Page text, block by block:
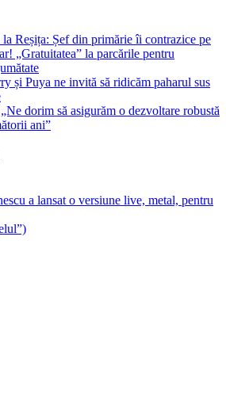
Reșița: Șef din primărie îi contrazice pe
„Gratuitatea” la parcările pentru
și Puya ne invită să ridicăm paharul sus
„Ne dorim să asigurăm o dezvoltare robustă
ani”
a lansat o versiune live, metal, pentru